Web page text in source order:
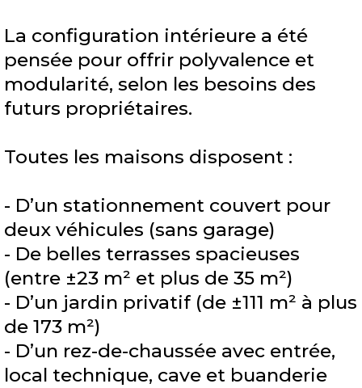
La configuration intérieure a été
pensée pour offrir polyvalence et
modularité, selon les besoins des
futurs propriétaires.
Toutes les maisons disposent :
- D’un stationnement couvert pour
deux véhicules (sans garage)
- De belles terrasses spacieuses
(entre ±23 m² et plus de 35 m²)
- D’un jardin privatif (de ±111 m² à plus
de 173 m²)
- D’un rez-de-chaussée avec entrée,
local technique, cave et buanderie